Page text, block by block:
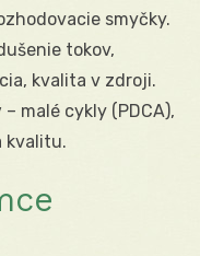
smyčky.
tokov,
kvalita v zdroji.
– malé cykly (PDCA),
kvalitu.